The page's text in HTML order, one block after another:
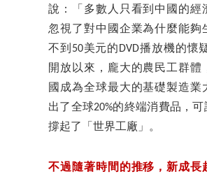
說：「多數人只看到中國的經
忽視了對中國企業為什麼能夠
不到50美元的DVD播放機的懷
開放以來，龐大的農民工群體
國成為全球最大的基礎製造業
出了全球20%的終端消費品，
撐起了「世界工廠」。
不過隨著時間的推移，新成長